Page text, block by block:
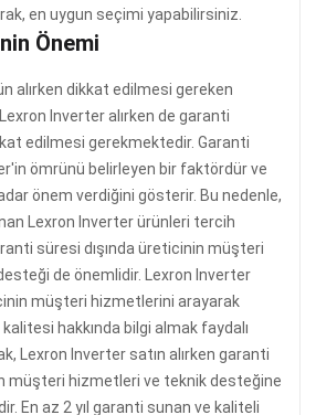
en uygun seçimi yapabilirsiniz.
Önemi
alırken dikkat edilmesi gereken
Inverter alırken de garanti
edilmesi gerekmektedir. Garanti
ömrünü belirleyen bir faktördür ve
önem verdiğini gösterir. Bu nedenle,
Lexron Inverter ürünleri tercih
süresi dışında üreticinin müşteri
de önemlidir. Lexron Inverter
müşteri hizmetlerini arayarak
hakkında bilgi almak faydalı
Lexron Inverter satın alırken garanti
müşteri hizmetleri ve teknik desteğine
En az 2 yıl garanti sunan ve kaliteli